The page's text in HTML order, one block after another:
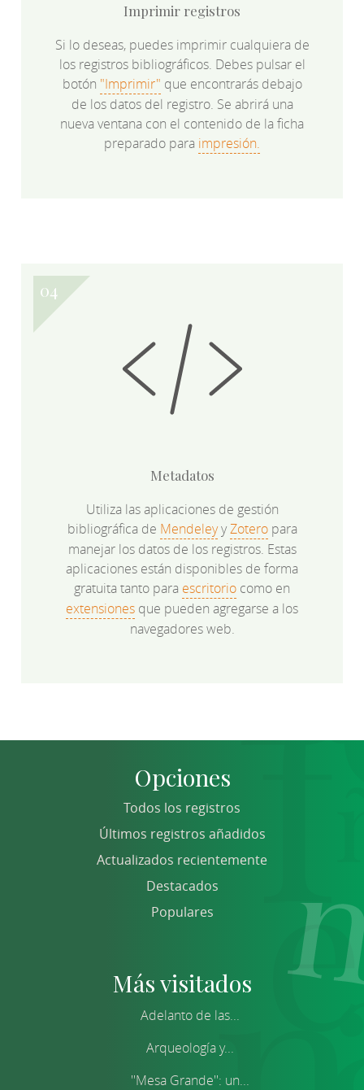
Imprimir registros
Si lo deseas, puedes imprimir cualquiera de
los registros bibliográficos. Debes pulsar el
botón "Imprimir" que encontrarás debajo
de los datos del registro. Se abrirá una
nueva ventana con el contenido de la ficha
preparado para impresión.
Metadatos
Utiliza las aplicaciones de gestión
bibliográfica de MendeleyyZoteropara
manejar los datos de los registros. Estas
aplicaciones están disponibles de forma
gratuita tanto para escritorio como en
extensiones que pueden agregarse a los
navegadores web.
Opciones
Todos los registros
Últimos registros añadidos
Actualizados recientemente
Destacados
Populares
Más visitados
Adelanto de las...
Arqueología y...
''Mesa Grande'': un...